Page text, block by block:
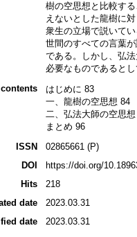
樹の空思想と比較す
えないとした龍樹に
衆生の立場で説いて
世間のすべての言葉
である。しかし、弘
必要なものであると
はじめに 83
一、龍樹の空思想 84
二、弘法大師の空思
まとめ 96
ISSN
02865661 (P)
DOI
https://doi.org/
Hits
218
date
2023.03.31
date
2023.03.31